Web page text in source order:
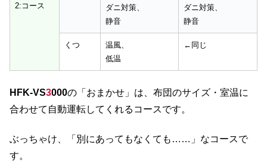
2:コース
ダニ対策、
静音
ダニ対策、
静音
くつ
温風、
低温
←同じ
HFK-VS3000の「おまかせ」は、布団のサイズ・室温に
合わせて自動運転してくれるコースです。
ぶっちゃけ、「別にあってもなくても……」なコースで
す。